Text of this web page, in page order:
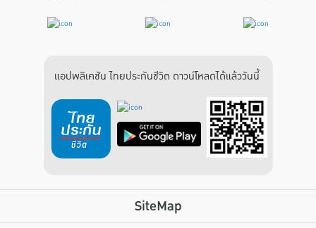
แอปพลิเคชัน ไทยประกันชีวิต ดาวน์โหลดได้แล้ววันนี้
SiteMap